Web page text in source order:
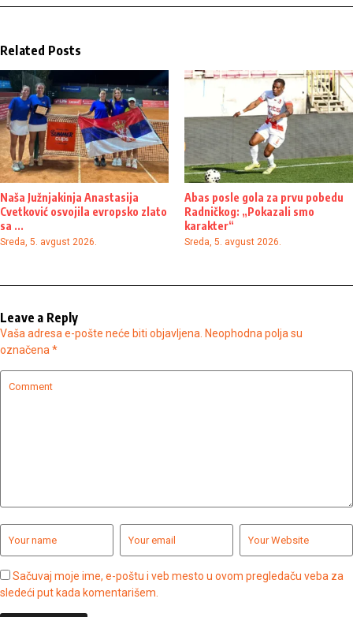
Related Posts
Naša Južnjakinja Anastasija
Cvetković osvojila evropsko zlato
sa ...
Sreda, 5. avgust 2026.
Abas posle gola za prvu pobedu
Radničkog: „Pokazali smo
karakter“
Sreda, 5. avgust 2026.
Leave a Reply
Vaša adresa e-pošte neće biti objavljena. Neophodna polja su
označena *
Sačuvaj moje ime, e-poštu i veb mesto u ovom pregledaču veba za
sledeći put kada komentarišem.